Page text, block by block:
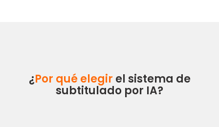
¿Por qué elegir el sistema de
subtitulado por IA?